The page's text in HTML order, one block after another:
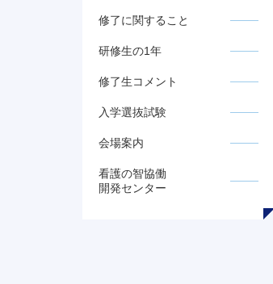
修了に関すること
研修生の1年
修了生コメント
入学選抜試験
会場案内
看護の智協働
開発センター